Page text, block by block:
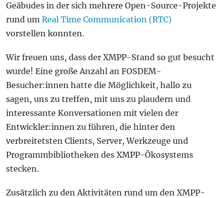
Geäbudes in der sich mehrere Open-Source-Projekte
rund um Real Time Communication (RTC)
vorstellen konnten.
Wir freuen uns, dass der XMPP-Stand so gut besucht
wurde! Eine große Anzahl an FOSDEM-
Besucher:innen hatte die Möglichkeit, hallo zu
sagen, uns zu treffen, mit uns zu plaudern und
interessante Konversationen mit vielen der
Entwickler:innen zu führen, die hinter den
verbreitetsten Clients, Server, Werkzeuge und
Programmbibliotheken des XMPP-Ökosystems
stecken.
Zusätzlich zu den Aktivitäten rund um den XMPP-